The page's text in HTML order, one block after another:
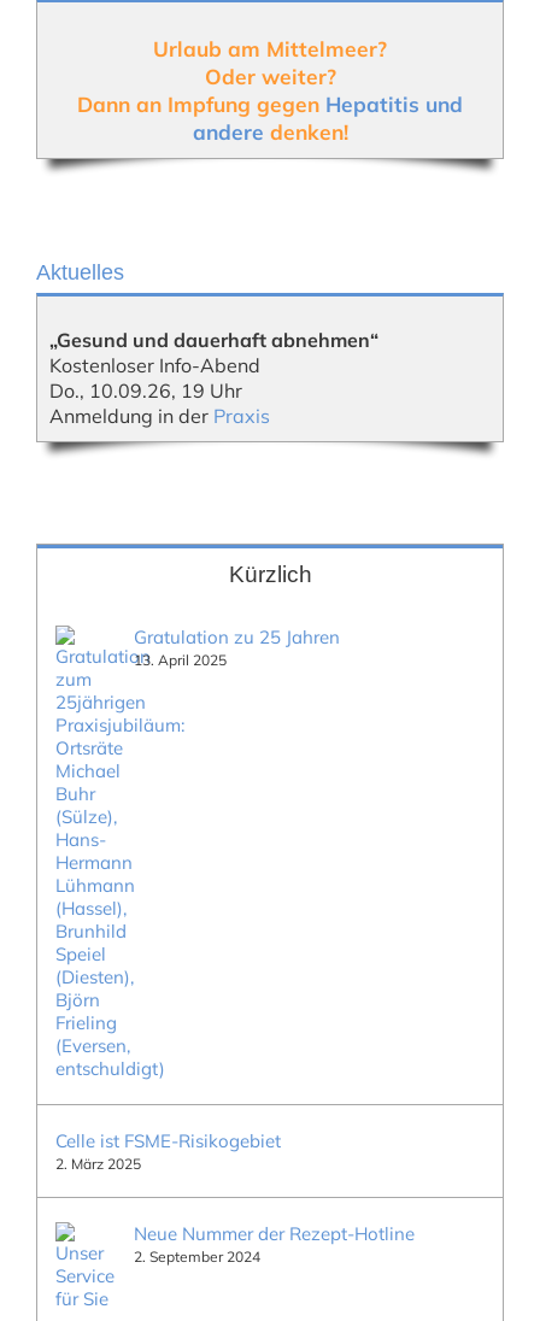
Urlaub am Mittelmeer?
Oder weiter?
Dann an Impfung gegen Hepatitis und
andere denken!
Aktuelles
„Gesund und dauerhaft abnehmen“
Kostenloser Info-Abend
Do., 10.09.26, 19 Uhr
Anmeldung in der Praxis
Kürzlich
Gratulation zu 25 Jahren
13. April 2025
Celle ist FSME-Risikogebiet
2. März 2025
Neue Nummer der Rezept-Hotline
2. September 2024